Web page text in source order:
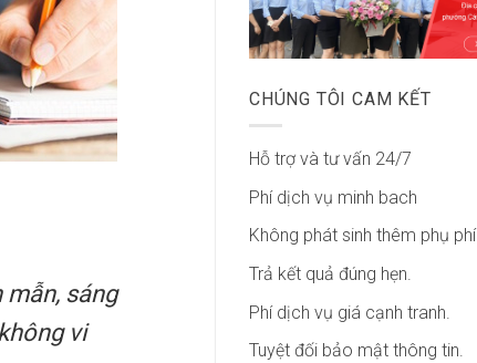
mẫn, sáng
vi
CHÚNG TÔI CAM KẾT
Hỗ trợ và tư vấn 24/7
Phí dịch vụ minh bach
Không phát sinh thêm phụ phí
Trả kết quả đúng hẹn.
Phí dịch vụ giá cạnh tranh.
Tuyệt đối bảo mật thông tin.